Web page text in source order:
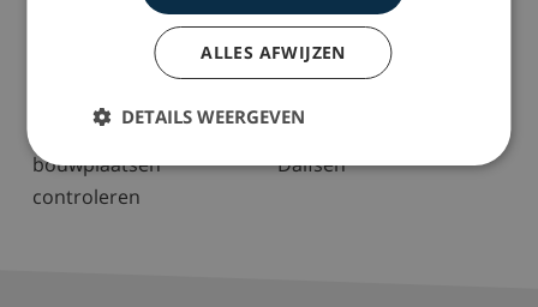
2017-04-26
Advies OVV: blijf
bouwplaatsen
controleren
Ernstig treinongeval
Dalfsen
ALLES AFWIJZEN
DETAILS WEERGEVEN